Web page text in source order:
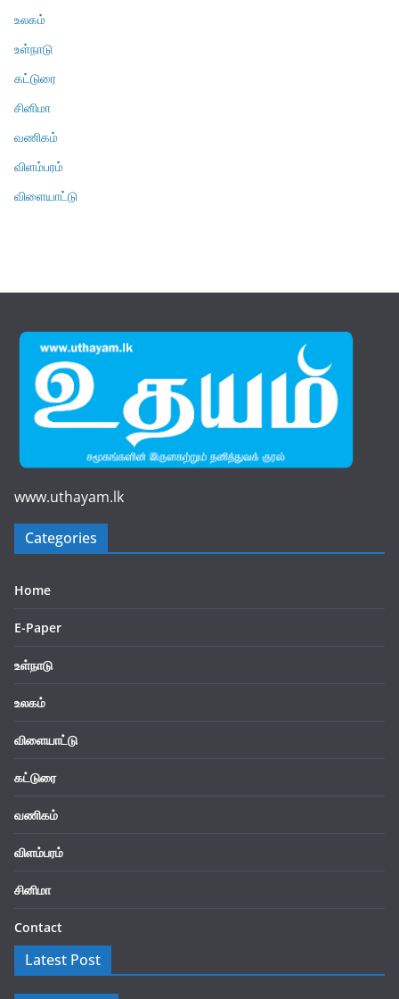
உலகம்
உள்நாடு
கட்டுரை
சினிமா
வணிகம்
விளம்பரம்
விளையாட்டு
www.uthayam.lk
Categories
Home
E-Paper
உள்நாடு
உலகம்
விளையாட்டு
கட்டுரை
வணிகம்
விளம்பரம்
சினிமா
Contact
Latest Post